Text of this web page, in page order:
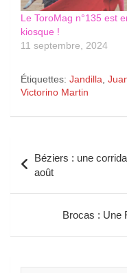
Le ToroMag n°135 est
kiosque !
11 septembre, 2024
Étiquettes: Jandilla,
Victorino Martin
de
l’article
Béziers : une
août
Brocas : Une